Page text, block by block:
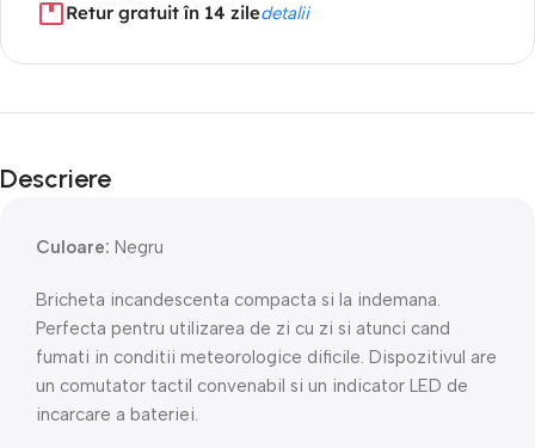
Retur gratuit în 14 ziledetalii
Descriere
Culoare: Negru
Bricheta incandescenta compacta si la indemana.
Perfecta pentru utilizarea de zi cu zi si atunci cand
fumati in conditii meteorologice dificile. Dispozitivul are
un comutator tactil convenabil si un indicator LED de
incarcare a bateriei.